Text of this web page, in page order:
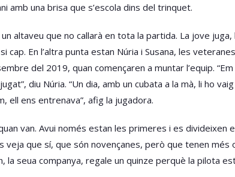
amb una brisa que s’escola dins del trinquet.
altaveu que no callarà en tota la partida. La jove
En l’altra punta estan Núria i Susana, les
del 2019, quan començaren a muntar l’equip.
diu Núria. “Un dia, amb un cubata a la mà, li ho
ell ens entrenava”, afig la jugadora.
van. Avui només estan les primeres i es divideixen
que sí, que són novençanes, però que tenen més
seua companya, regale un quinze perquè la pilota